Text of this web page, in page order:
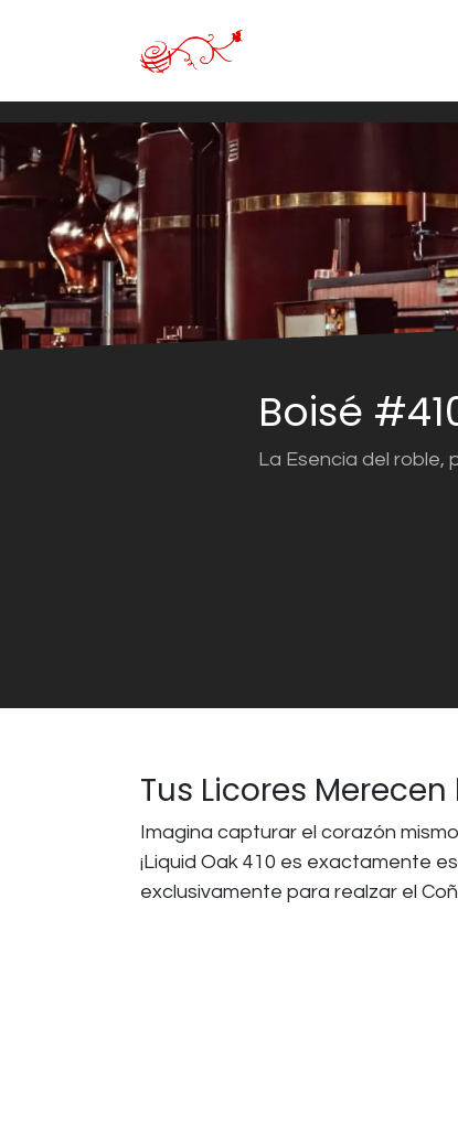
Boisé
La Esencia del roble,
Tus Licores
Imagina capturar el corazón
¡Liquid Oak 410 es exactamente
exclusivamente para realzar el